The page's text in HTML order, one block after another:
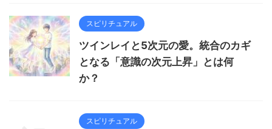
スピリチュアル
ツインレイと5次元の愛。統合のカギ
となる「意識の次元上昇」とは何
か？
スピリチュアル